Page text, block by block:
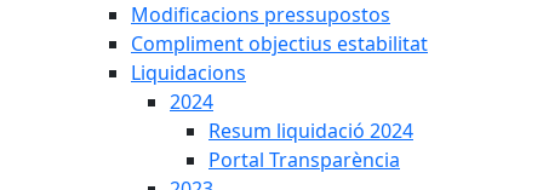
Modificacions pressupostos
Compliment objectius estabilitat
Liquidacions
2024
Resum liquidació 2024
Portal Transparència